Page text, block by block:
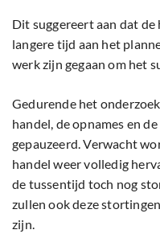
Dit suggereert aan dat de
langere tijd aan het
werk zijn gegaan om het
Gedurende het
handel, de opnames en
gepauzeerd. Verwacht
handel weer volledig
de tussentijd toch nog
zullen ook deze
zijn.